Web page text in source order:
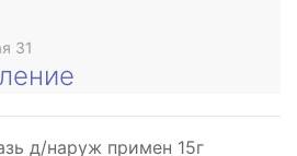
31
д/наруж примен 15г